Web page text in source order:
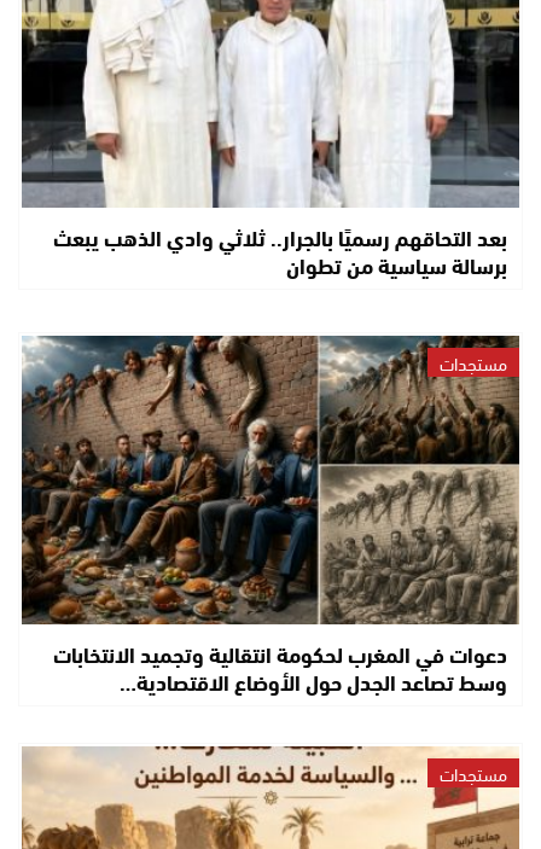
بعد التحاقهم رسميًا بالجرار.. ثلاثي وادي الذهب يبعث
برسالة سياسية من تطوان
مستجدات
دعوات في المغرب لحكومة انتقالية وتجميد الانتخابات
وسط تصاعد الجدل حول الأوضاع الاقتصادية…
مستجدات